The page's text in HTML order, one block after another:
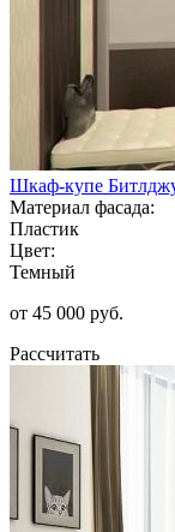
Шкаф-купе
Материал фасада:
Пластик
Цвет:
Темный
от 45 000 руб.
Рассчитать